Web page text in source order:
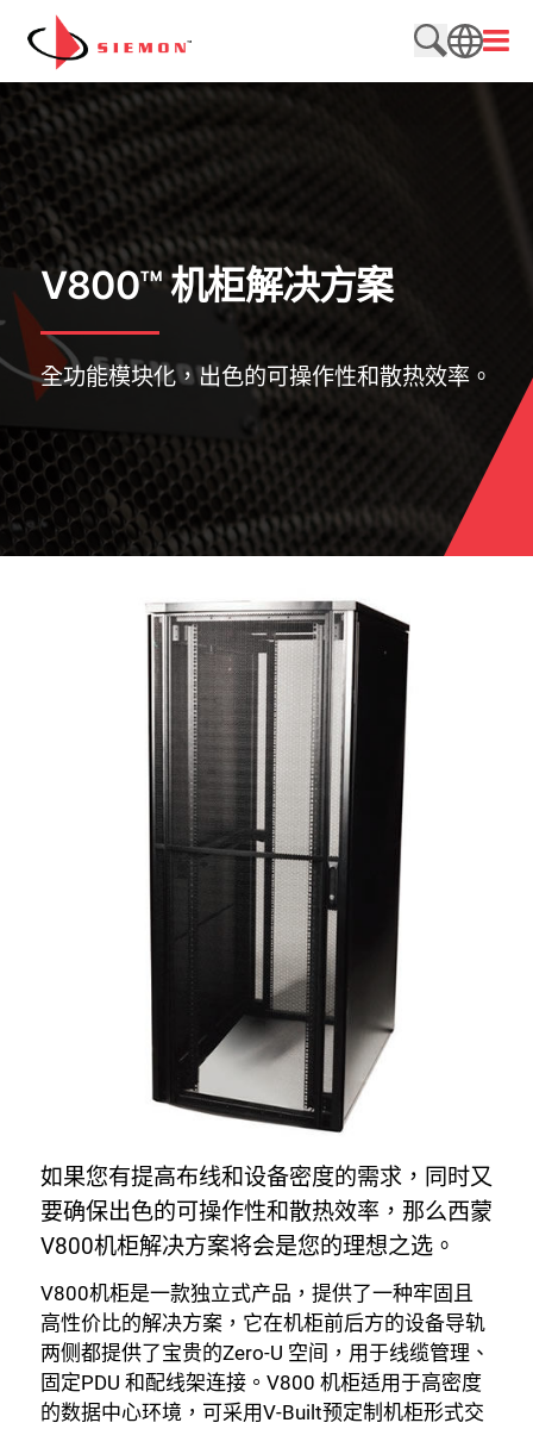
跳至内容
搜索网站
打开
SEARCH
V800™ 机柜解决方案
全功能模块化，出色的可操作性和散热效率。
如果您有提高布线和设备密度的需求，同时又
要确保出色的可操作性和散热效率，那么西蒙
V800机柜解决方案将会是您的理想之选。
V800机柜是一款独立式产品，提供了一种牢固且
高性价比的解决方案，它在机柜前后方的设备导轨
两侧都提供了宝贵的Zero-U 空间，用于线缆管理、
固定PDU 和配线架连接。V800 机柜适用于高密度
的数据中心环境，可采用V-Built预定制机柜形式交